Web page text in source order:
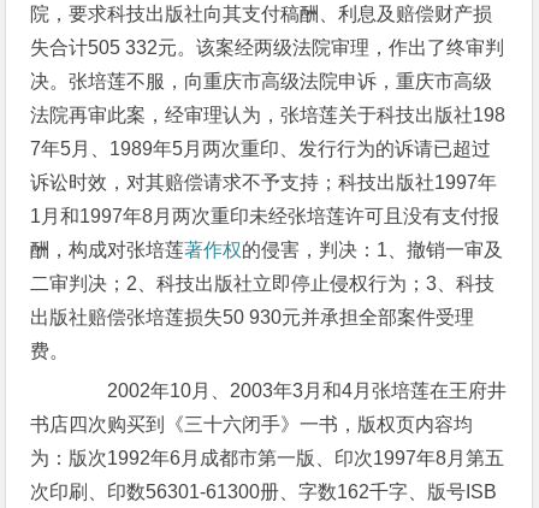
院，要求科技出版社向其支付稿酬、利息及赔偿财产损
失合计505 332元。该案经两级法院审理，作出了终审判
决。张培莲不服，向重庆市高级法院申诉，重庆市高级
法院再审此案，经审理认为，张培莲关于科技出版社198
7年5月、1989年5月两次重印、发行行为的诉请已超过
诉讼时效，对其赔偿请求不予支持；科技出版社1997年
1月和1997年8月两次重印未经张培莲许可且没有支付报
酬，构成对张培莲著作权的侵害，判决：1、撤销一审及
二审判决；2、科技出版社立即停止侵权行为；3、科技
出版社赔偿张培莲损失50 930元并承担全部案件受理
费。
2002年10月、2003年3月和4月张培莲在王府井
书店四次购买到《三十六闭手》一书，版权页内容均
为：版次1992年6月成都市第一版、印次1997年8月第五
次印刷、印数56301-61300册、字数162千字、版号ISB